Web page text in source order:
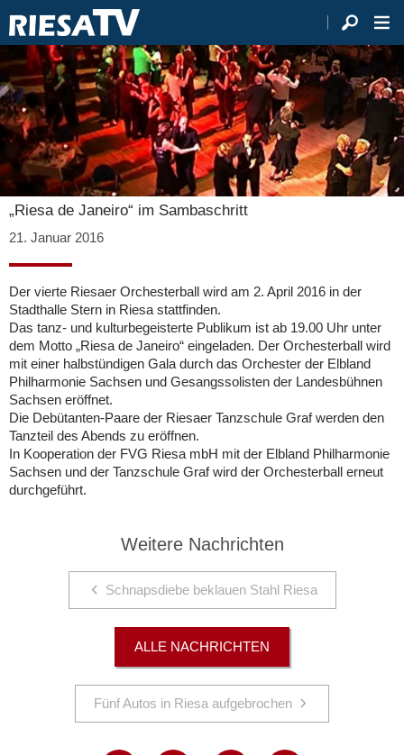
„Riesa de Janeiro“ im Sambaschritt
21. Januar 2016
Der vierte Riesaer Orchesterball wird am 2. April 2016 in der
Stadthalle Stern in Riesa stattfinden.
Das tanz- und kulturbegeisterte Publikum ist ab 19.00 Uhr unter
dem Motto „Riesa de Janeiro“ eingeladen. Der Orchesterball wird
mit einer halbstündigen Gala durch das Orchester der Elbland
Philharmonie Sachsen und Gesangssolisten der Landesbühnen
Sachsen eröffnet.
Die Debütanten-Paare der Riesaer Tanzschule Graf werden den
Tanzteil des Abends zu eröffnen.
In Kooperation der FVG Riesa mbH mit der Elbland Philharmonie
Sachsen und der Tanzschule Graf wird der Orchesterball erneut
durchgeführt.
Weitere Nachrichten
Schnapsdiebe beklauen Stahl Riesa
ALLE NACHRICHTEN
Fünf Autos in Riesa aufgebrochen